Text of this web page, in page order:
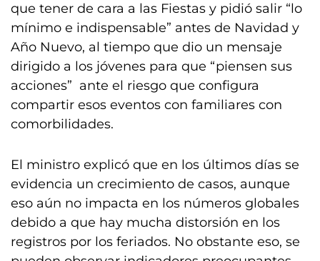
que tener de cara a las Fiestas y pidió salir “lo
mínimo e indispensable” antes de Navidad y
Año Nuevo, al tiempo que dio un mensaje
dirigido a los jóvenes para que “piensen sus
acciones” ante el riesgo que configura
compartir esos eventos con familiares con
comorbilidades.
El ministro explicó que en los últimos días se
evidencia un crecimiento de casos, aunque
eso aún no impacta en los números globales
debido a que hay mucha distorsión en los
registros por los feriados. No obstante eso, se